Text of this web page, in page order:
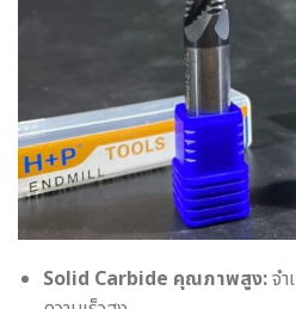
Solid Carbide คุณภาพสูง:จำ